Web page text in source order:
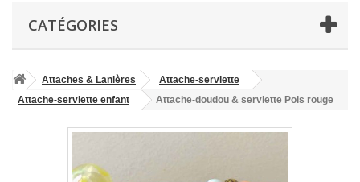
CATÉGORIES
Attaches & Lanières
Attache-serviette
Attache-serviette enfant
Attache-doudou & serviette Pois rouge